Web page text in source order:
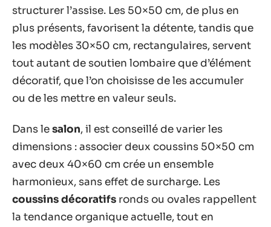
structurer l’assise. Les 50×50 cm, de plus en
plus présents, favorisent la détente, tandis que
les modèles 30×50 cm, rectangulaires, servent
tout autant de soutien lombaire que d’élément
décoratif, que l’on choisisse de les accumuler
ou de les mettre en valeur seuls.
Dans lesalon, il est conseillé de varier les
dimensions : associer deux coussins 50×50 cm
avec deux 40×60 cm crée un ensemble
harmonieux, sans effet de surcharge. Les
coussins décoratifs ronds ou ovales rappellent
la tendance organique actuelle, tout en